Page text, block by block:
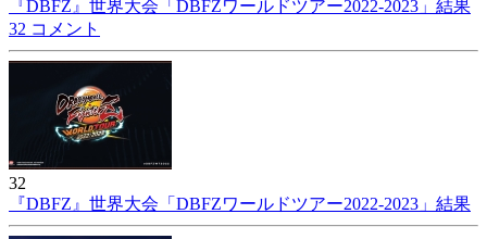
『DBFZ』世界大会「DBFZワールドツアー2022-2023」結果
32 コメント
32
『DBFZ』世界大会「DBFZワールドツアー2022-2023」結果